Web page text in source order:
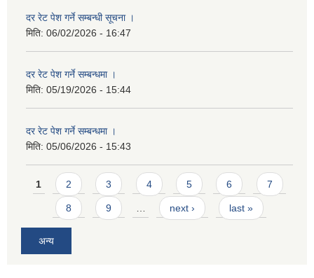
दर रेट पेश गर्ने सम्बन्धी सूचना ।
मिति: 06/02/2026 - 16:47
दर रेट पेश गर्ने सम्बन्धमा ।
मिति: 05/19/2026 - 15:44
दर रेट पेश गर्ने सम्बन्धमा ।
मिति: 05/06/2026 - 15:43
Pages
1 2 3 4 5 6 7
8 9 … next › last »
अन्य